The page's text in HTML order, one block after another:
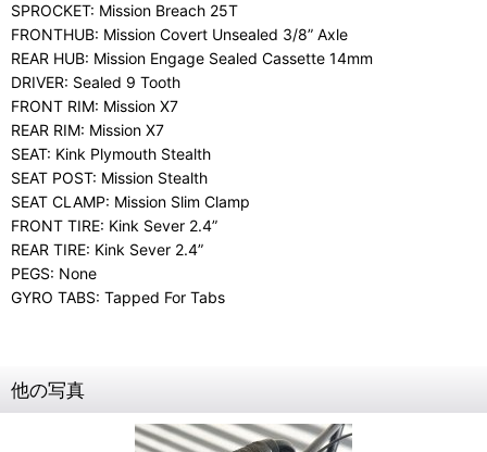
SPROCKET: Mission Breach 25T
FRONTHUB: Mission Covert Unsealed 3/8” Axle
REAR HUB: Mission Engage Sealed Cassette 14mm
DRIVER: Sealed 9 Tooth
FRONT RIM: Mission X7
REAR RIM: Mission X7
SEAT: Kink Plymouth Stealth
SEAT POST: Mission Stealth
SEAT CLAMP: Mission Slim Clamp
FRONT TIRE: Kink Sever 2.4”
REAR TIRE: Kink Sever 2.4”
PEGS: None
GYRO TABS: Tapped For Tabs
他の写真